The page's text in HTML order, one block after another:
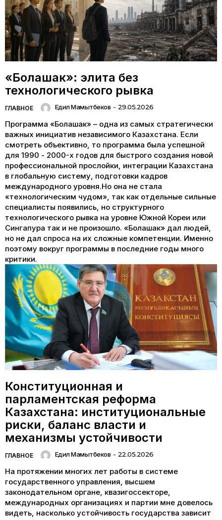
«Болашак»: элита без
технологического рывка
ГЛАВНОЕ Едил Мамытбеков - 29.05.2026
Программа «Болашак» – одна из самых стратегически
важных инициатив независимого Казахстана. Если
смотреть объективно, то программа была успешной
для 1990 - 2000-х годов для быстрого создания новой
профессиональной прослойки, интеграции Казахстана
в глобальную систему, подготовки кадров
международного уровня.Но она не стала
«технологическим чудом», так как отдельные сильные
специалисты появились, но структурного
технологического рывка на уровне Южной Кореи или
Сингапура так и не произошло. «Болашак» дал людей,
но не дал спроса на их сложные компетенции. Именно
поэтому вокруг программы в последние годы много
критики.
Конституционная и
парламентская реформа
Казахстана: институциональные
риски, баланс власти и
механизмы устойчивости
ГЛАВНОЕ Едил Мамытбеков - 22.05.2026
На протяжении многих лет работы в системе
государственного управления, высшем
законодательном органе, квазигоссекторе,
международных организациях и партии мне довелось
видеть, насколько устойчивость государства зависит